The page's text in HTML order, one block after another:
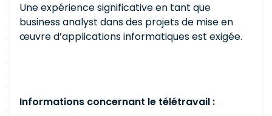
Une expérience significative en tant que
business analyst dans des projets de mise en
œuvre d’applications informatiques est exigée.
Informations concernant le télétravail :